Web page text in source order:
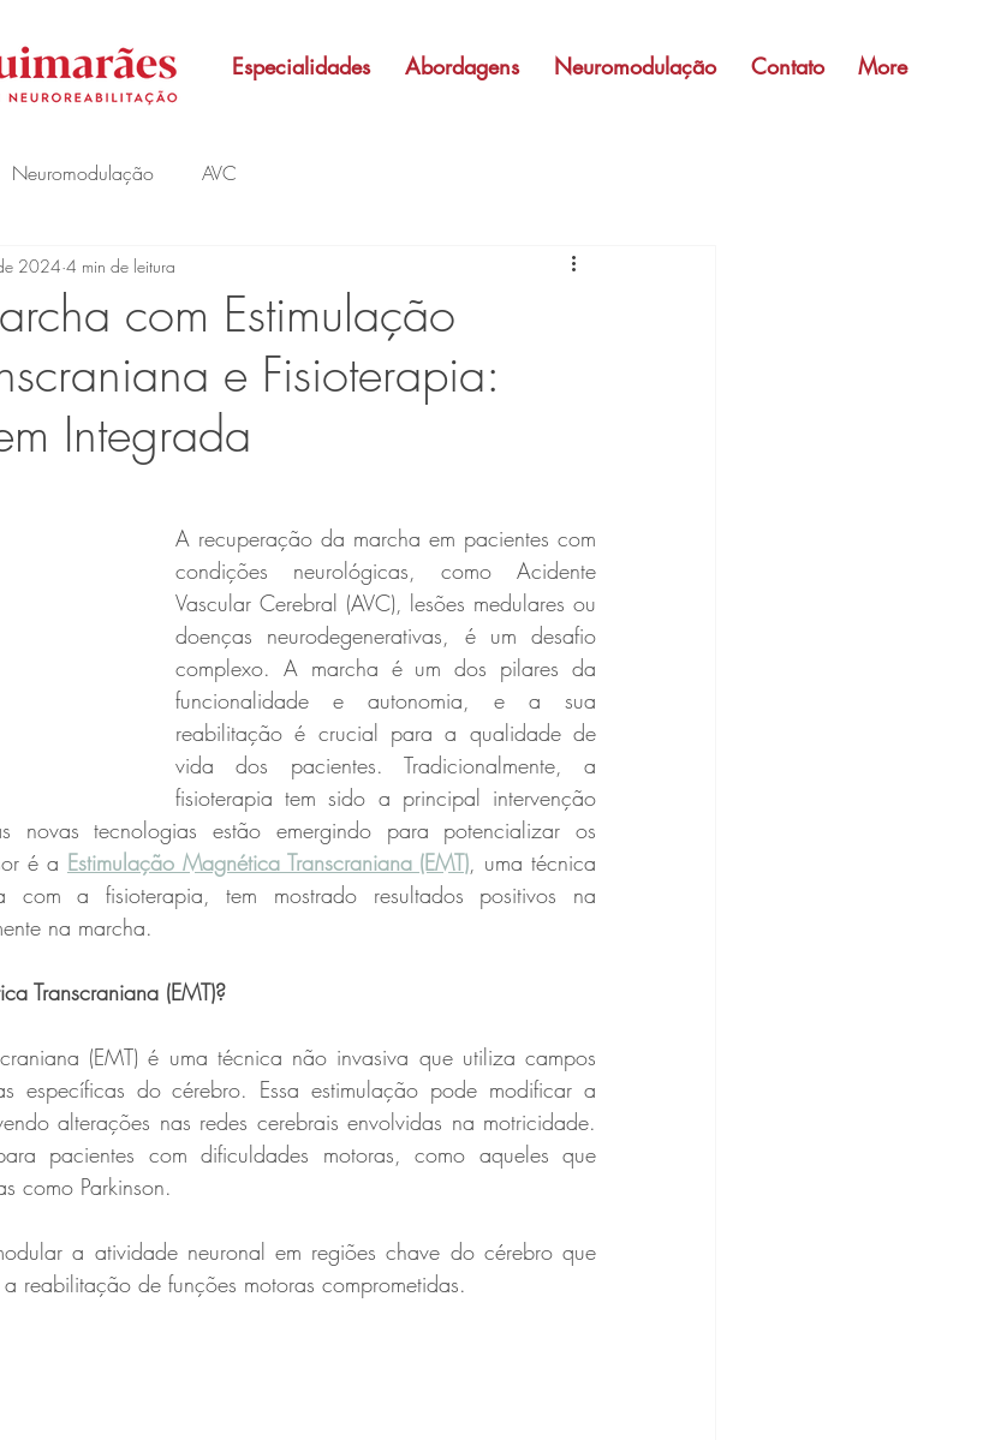
Especialidades Abordagens Neuromodulação Contato More
Neuromodulação AVC
com Estimulação
e Fisioterapia:
Integrada
2024 4 min de leitura
A recuperação da marcha em pacientes com
condições neurológicas, como Acidente
Vascular Cerebral (AVC), lesões medulares ou
doenças neurodegenerativas, é um desafio
complexo. A marcha é um dos pilares da
funcionalidade e autonomia, e a sua
reabilitação é crucial para a qualidade de
vida dos pacientes. Tradicionalmente, a
fisioterapia tem sido a principal intervenção
novas tecnologias estão emergindo para potencializar os
é a Estimulação Magnética Transcraniana (EMT), uma técnica
com a fisioterapia, tem mostrado resultados positivos na
na marcha.
Transcraniana (EMT)?
(EMT) é uma técnica não invasiva que utiliza campos
específicas do cérebro. Essa estimulação pode modificar a
alterações nas redes cerebrais envolvidas na motricidade.
pacientes com dificuldades motoras, como aqueles que
como Parkinson.
a atividade neuronal em regiões chave do cérebro que
reabilitação de funções motoras comprometidas.